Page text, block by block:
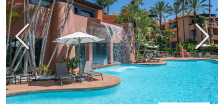
Vorherige